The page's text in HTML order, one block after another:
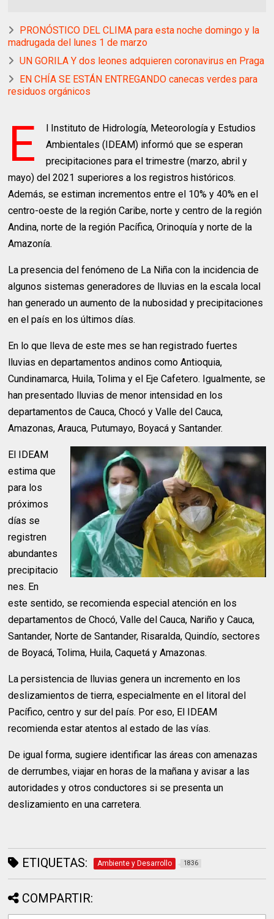
PRONÓSTICO DEL CLIMA para esta noche domingo y la
madrugada del lunes 1 de marzo
UN GORILA Y dos leones adquieren coronavirus en Praga
EN CHÍA SE ESTÁN ENTREGANDO canecas verdes para
residuos orgánicos
E
l Instituto de Hidrología, Meteorología y Estudios
Ambientales (IDEAM) informó que se esperan
precipitaciones para el trimestre (marzo, abril y
mayo) del 2021 superiores a los registros históricos.
Además, se estiman incrementos entre el 10% y 40% en el
centro-oeste de la región Caribe, norte y centro de la región
Andina, norte de la región Pacífica, Orinoquía y norte de la
Amazonía.
La presencia del fenómeno de La Niña con la incidencia de
algunos sistemas generadores de lluvias en la escala local
han generado un aumento de la nubosidad y precipitaciones
en el país en los últimos días.
En lo que lleva de este mes se han registrado fuertes
lluvias en departamentos andinos como Antioquia,
Cundinamarca, Huila, Tolima y el Eje Cafetero. Igualmente, se
han presentado lluvias de menor intensidad en los
departamentos de Cauca, Chocó y Valle del Cauca,
Amazonas, Arauca, Putumayo, Boyacá y Santander.
El IDEAM
estima que
para los
próximos
días se
registren
abundantes
precipitacio
nes. En
este sentido, se recomienda especial atención en los
departamentos de Chocó, Valle del Cauca, Nariño y Cauca,
Santander, Norte de Santander, Risaralda, Quindío, sectores
de Boyacá, Tolima, Huila, Caquetá y Amazonas.
La persistencia de lluvias genera un incremento en los
deslizamientos de tierra, especialmente en el litoral del
Pacífico, centro y sur del país. Por eso, El IDEAM
recomienda estar atentos al estado de las vías.
De igual forma, sugiere identificar las áreas con amenazas
de derrumbes, viajar en horas de la mañana y avisar a las
autoridades y otros conductores si se presenta un
deslizamiento en una carretera.
ETIQUETAS: Ambiente y Desarrollo 1836
COMPARTIR: